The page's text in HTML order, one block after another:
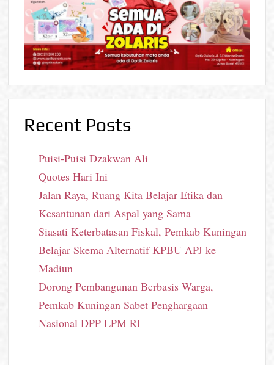
Recent Posts
Puisi-Puisi Dzakwan Ali
Quotes Hari Ini
Jalan Raya, Ruang Kita Belajar Etika dan
Kesantunan dari Aspal yang Sama
Siasati Keterbatasan Fiskal, Pemkab Kuningan
Belajar Skema Alternatif KPBU APJ ke
Madiun
Dorong Pembangunan Berbasis Warga,
Pemkab Kuningan Sabet Penghargaan
Nasional DPP LPM RI